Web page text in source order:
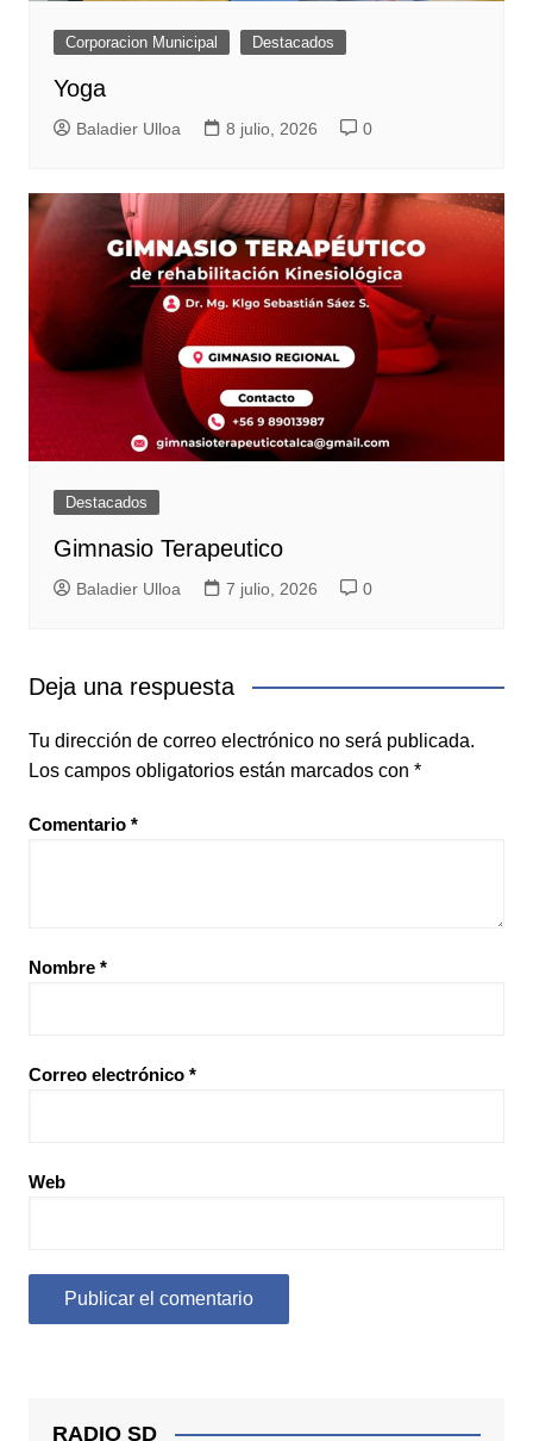
Corporacion Municipal Destacados
Yoga
Baladier Ulloa 8 julio, 2026 0
Destacados
Gimnasio Terapeutico
Baladier Ulloa 7 julio, 2026 0
Deja una respuesta
Tu dirección de correo electrónico no será publicada.
Los campos obligatorios están marcados con *
Comentario *
Nombre *
Correo electrónico *
Web
RADIO SD